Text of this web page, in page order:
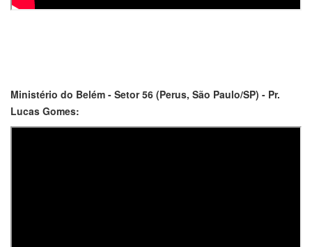
Ministério do Belém - Setor 56 (Perus, São Paulo/SP) - Pr.
Lucas Gomes: